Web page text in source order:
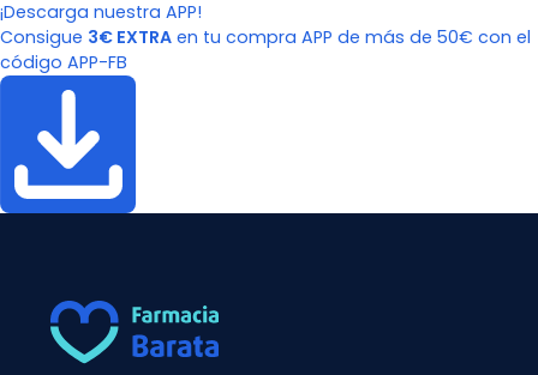
¡Descarga nuestra APP!
Consigue 3€ EXTRA en tu compra APP de más de 50€ con el
código APP-FB